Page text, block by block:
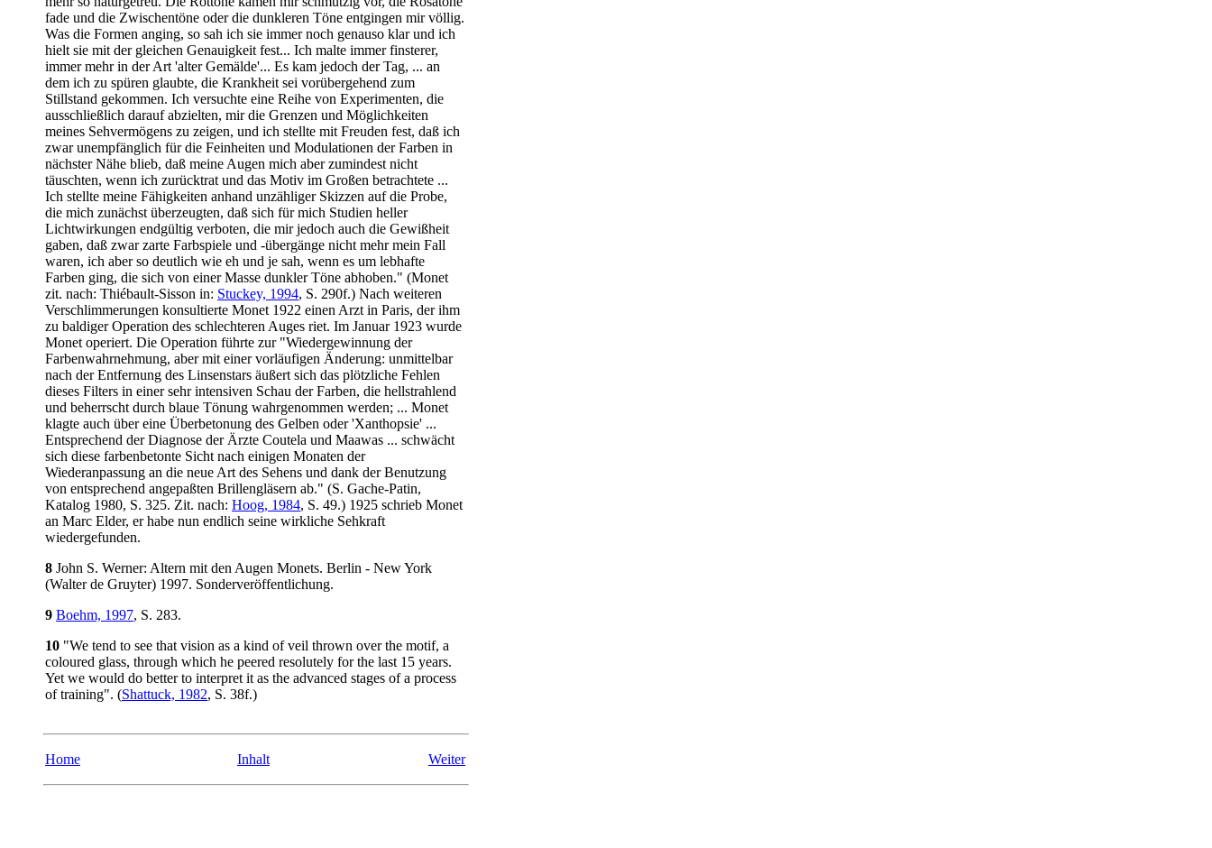
fade und die Zwischentöne oder die dunkleren Töne entgingen mir völlig.
Was die Formen anging, so sah ich sie immer noch genauso klar und ich
hielt sie mit der gleichen Genauigkeit fest... Ich malte immer finsterer,
immer mehr in der Art 'alter Gemälde'... Es kam jedoch der Tag, ... an
dem ich zu spüren glaubte, die Krankheit sei vorübergehend zum
Stillstand gekommen. Ich versuchte eine Reihe von Experimenten, die
ausschließlich darauf abzielten, mir die Grenzen und Möglichkeiten
meines Sehvermögens zu zeigen, und ich stellte mit Freuden fest, daß ich
zwar unempfänglich für die Feinheiten und Modulationen der Farben in
nächster Nähe blieb, daß meine Augen mich aber zumindest nicht
täuschten, wenn ich zurücktrat und das Motiv im Großen betrachtete ...
Ich stellte meine Fähigkeiten anhand unzähliger Skizzen auf die Probe,
die mich zunächst überzeugten, daß sich für mich Studien heller
Lichtwirkungen endgültig verboten, die mir jedoch auch die Gewißheit
gaben, daß zwar zarte Farbspiele und -übergänge nicht mehr mein Fall
waren, ich aber so deutlich wie eh und je sah, wenn es um lebhafte
Farben ging, die sich von einer Masse dunkler Töne abhoben." (Monet
zit. nach: Thiébault-Sisson in: Stuckey, 1994, S. 290f.) Nach weiteren
Verschlimmerungen konsultierte Monet 1922 einen Arzt in Paris, der ihm
zu baldiger Operation des schlechteren Auges riet. Im Januar 1923 wurde
Monet operiert. Die Operation führte zur "Wiedergewinnung der
Farbenwahrnehmung, aber mit einer vorläufigen Änderung: unmittelbar
nach der Entfernung des Linsenstars äußert sich das plötzliche Fehlen
dieses Filters in einer sehr intensiven Schau der Farben, die hellstrahlend
und beherrscht durch blaue Tönung wahrgenommen werden; ... Monet
klagte auch über eine Überbetonung des Gelben oder 'Xanthopsie' ...
Entsprechend der Diagnose der Ärzte Coutela und Maawas ... schwächt
sich diese farbenbetonte Sicht nach einigen Monaten der
Wiederanpassung an die neue Art des Sehens und dank der Benutzung
von entsprechend angepaßten Brillengläsern ab." (S. Gache-Patin,
Katalog 1980, S. 325. Zit. nach: Hoog, 1984, S. 49.) 1925 schrieb Monet
an Marc Elder, er habe nun endlich seine wirkliche Sehkraft
wiedergefunden.
8 John S. Werner: Altern mit den Augen Monets. Berlin - New York
(Walter de Gruyter) 1997. Sonderveröffentlichung.
9 Boehm, 1997, S. 283.
10 "We tend to see that vision as a kind of veil thrown over the motif, a
coloured glass, through which he peered resolutely for the last 15 years.
Yet we would do better to interpret it as the advanced stages of a process
of training". (Shattuck, 1982, S. 38f.)
Home Inhalt Weiter